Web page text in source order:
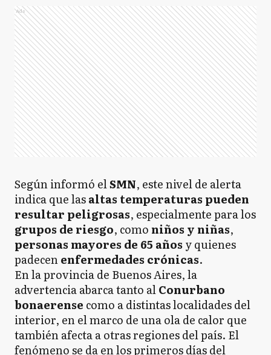
Ads
Según informó elSMN, este nivel de alerta
indica que lasaltas temperaturas pueden
resultar peligrosas, especialmente para los
grupos de riesgo, como niños y niñas,
personas mayores de 65 años y quienes
padecenenfermedades crónicas.
En la provincia de Buenos Aires, la
advertencia abarca tanto alConurbano
bonaerense como a distintas localidades del
interior, en el marco de una ola de calor que
también afecta a otras regiones del país. El
fenómeno se da en los primeros días del